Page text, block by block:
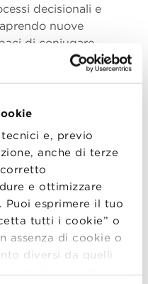
e, previo
anche di terze
e ottimizzare
Puoi esprimere il tuo
tutti i cookie” o
assenza di cookie o
diversi da quelli
il presente
decisionali e
nuove
di coniugare
e responsabilità.
The Human Edge:
Driven World
for Diversity &
sul tema
centralità della
di preservare
interpretazione
Un equilibrio